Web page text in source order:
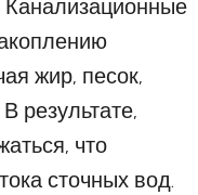
жир, песок,
результате,
что
сточных вод.